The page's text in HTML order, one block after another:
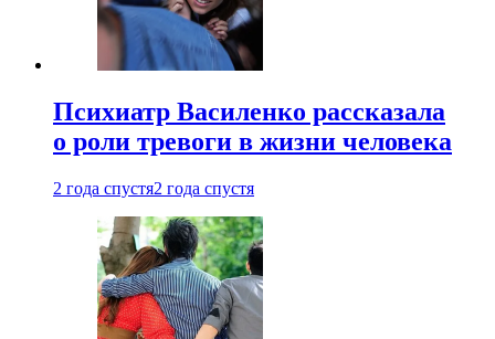
Психиатр Василенко рассказала
о роли тревоги в жизни человека
2 года спустя2 года спустя